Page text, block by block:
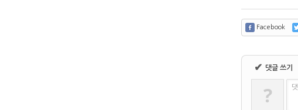
Facebook
✔ 댓글 쓰기
?